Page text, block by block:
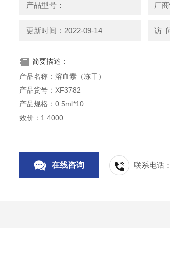
产品型号： 厂
更新时间：2022-09-14 访
简要描述：
产品名称：溶血素（冻干）
产品货号：XF3782
产品规格：0.5ml*10
效价：1:4000
本产品仅供科研实验用，不做其它用途！
在线咨询 联系电话